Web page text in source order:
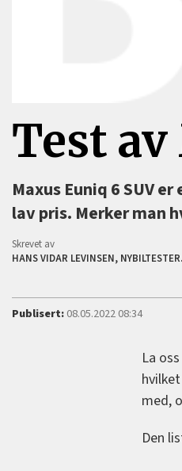
Test
Maxus Euniq 6 SUV
lav pris. Merker man
Skrevet av
HANS VIDAR LEVINSEN,
Publisert:08.05.2022 08:34
La
med,
Den